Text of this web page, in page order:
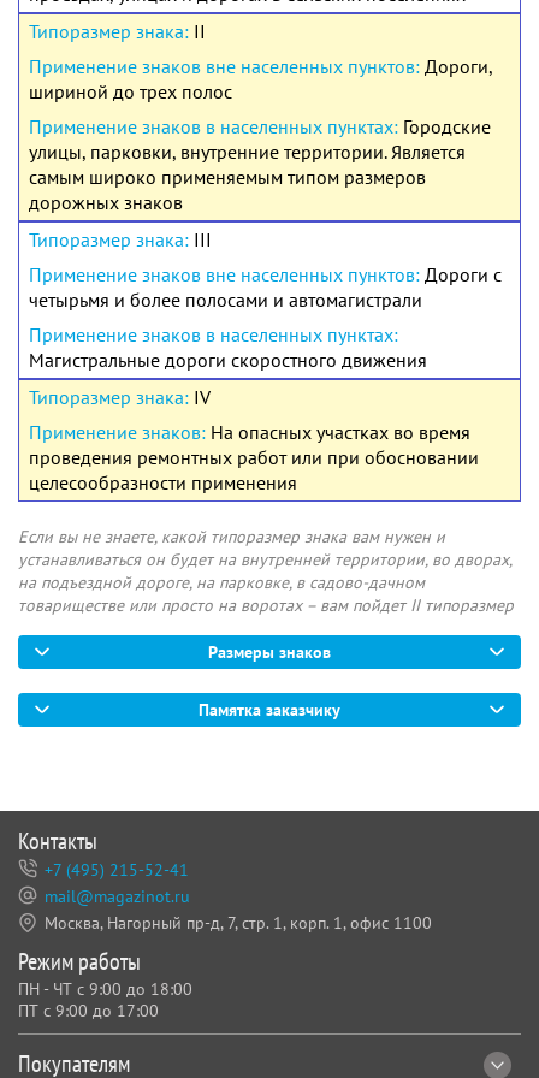
II
Дороги,
шириной до трех полос
Городские
улицы, парковки, внутренние территории. Является
самым широко применяемым типом размеров
дорожных знаков
III
Дороги с
четырьмя и более полосами и автомагистрали
Магистральные дороги скоростного движения
IV
На опасных участках во время
проведения ремонтных работ или при обосновании
целесообразности применения
Если вы не знаете, какой типоразмер знака вам нужен и
устанавливаться он будет на внутренней территории, во дворах,
на подъездной дороге, на парковке, в садово-дачном
товариществе или просто на воротах – вам пойдет II типоразмер
Размеры знаков
Памятка заказчику
Покупателям
Контакты
+7 (495) 215-52-41
mail@magazinot.ru
Москва, Нагорный пр-д, 7, стр. 1, корп. 1, офис 1100
Режим работы
ПН - ЧТ с 9:00 до 18:00
ПТ с 9:00 до 17:00